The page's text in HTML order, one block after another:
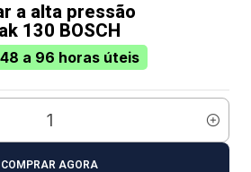
a alta pressão
130 BOSCH
a 96 horas úteis
COMPRAR AGORA